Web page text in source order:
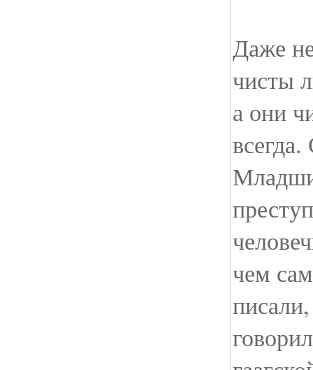
Даже
чисты
а они
чем